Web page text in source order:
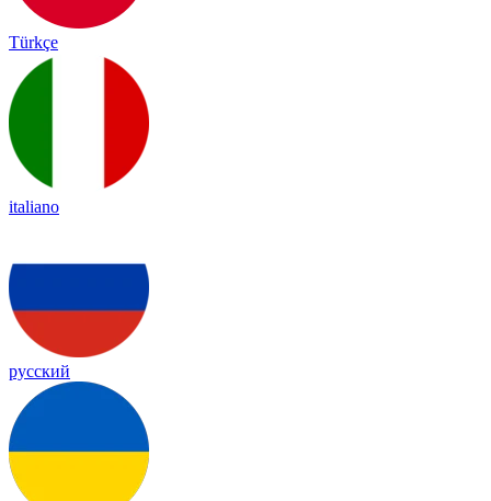
Türkçe
italiano
русский